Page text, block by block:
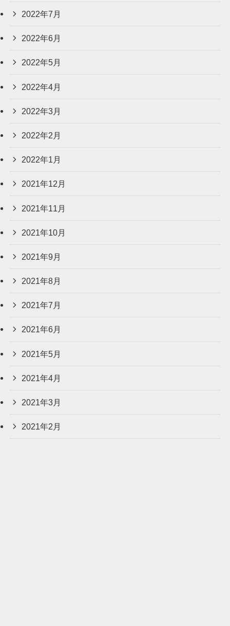
2022年7月
2022年6月
2022年5月
2022年4月
2022年3月
2022年2月
2022年1月
2021年12月
2021年11月
2021年10月
2021年9月
2021年8月
2021年7月
2021年6月
2021年5月
2021年4月
2021年3月
2021年2月